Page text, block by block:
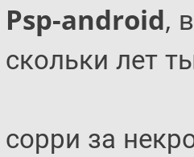
Psp-android,
скольки лет
сорри за